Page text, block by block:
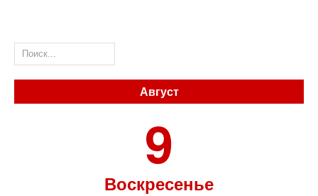
Август
9
Воскресенье